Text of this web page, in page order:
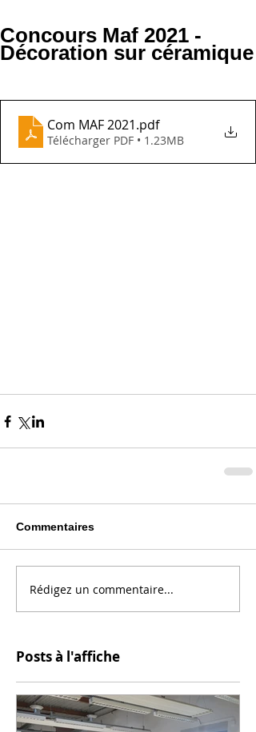
Concours Maf 2021 -
Décoration sur céramique
Com MAF 2021.pdf
Télécharger PDF • 1.23MB
Commentaires
Rédigez un commentaire...
Posts à l'affiche